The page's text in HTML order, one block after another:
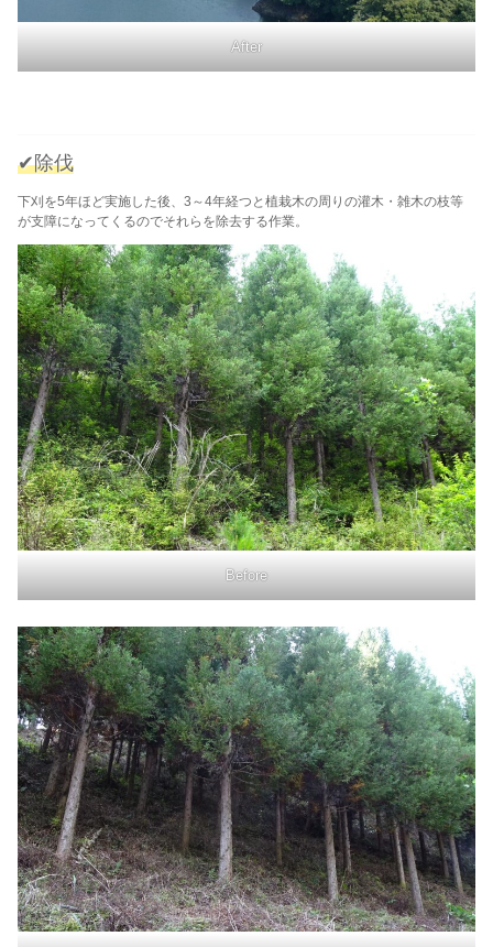
After
✔除伐
下刈を5年ほど実施した後、3～4年経つと植栽木の周りの灌木・雑木の枝等
が支障になってくるのでそれらを除去する作業。
Before